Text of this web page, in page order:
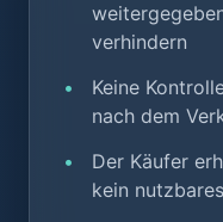
verhindern
Keine
nach dem
Der Käufer
kein